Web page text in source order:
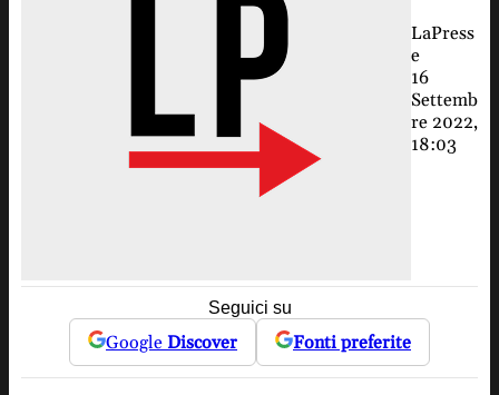
LaPress
e
16
Settemb
re 2022,
18:03
Seguici su
Google Discover Fonti preferite